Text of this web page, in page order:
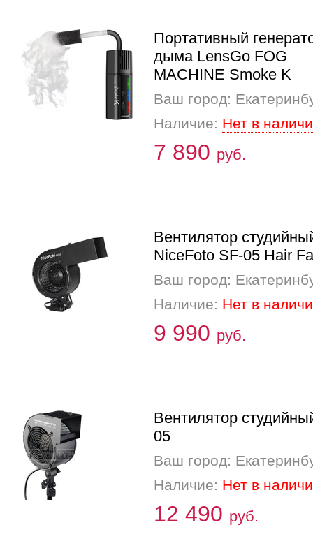
Портативный
дыма LensGo FOG
MACHINE Smoke K
Ваш город:
Наличие: Нет в
7 890 руб.
Вентилятор
NiceFoto SF-05 Hair
Ваш город:
Наличие: Нет в
9 990 руб.
Вентилятор
05
Ваш город:
Наличие: Нет в
12 490 руб.